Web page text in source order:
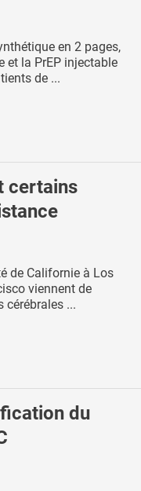
en 2 pages,
et la PrEP injectable
de ...
certains
de Californie à Los
viennent de
cérébrales ...
du